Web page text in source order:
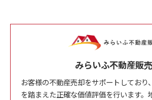
みらいふ不動産販売
お客様の不動産売却をサポートしており
を踏まえた正確な価値評価を行います。